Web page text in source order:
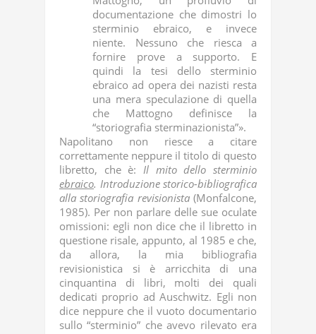
documentazione che dimostri lo
sterminio ebraico, e invece
niente. Nessuno che riesca a
fornire prove a supporto. E
quindi la tesi dello sterminio
ebraico ad opera dei nazisti resta
una mera speculazione di quella
che Mattogno definisce la
“storiografia sterminazionista”».
Napolitano non riesce a citare
correttamente neppure il titolo di questo
libretto, che è: Il mito dello sterminio
ebraico. Introduzione storico-bibliografica
alla storiografia revisionista(Monfalcone,
1985). Per non parlare delle sue oculate
omissioni: egli non dice che il libretto in
questione risale, appunto, al 1985 e che,
da allora, la mia bibliografia
revisionistica si è arricchita di una
cinquantina di libri, molti dei quali
dedicati proprio ad Auschwitz. Egli non
dice neppure che il vuoto documentario
sullo “sterminio” che avevo rilevato era